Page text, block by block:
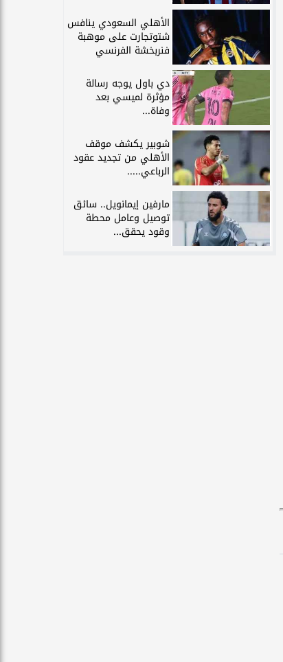
الأهلي السعودي ينافس
شتوتجارت على موهبة
فنربخشة الفرنسي
دي باول يوجه رسالة
مؤثرة لميسي بعد
وفاة...
شوبير يكشف موقف
الأهلي من تجديد عقود
الرباعي.....
مارفين إيمانويل.. سائق
توصيل وعامل محطة
وقود يحقق...